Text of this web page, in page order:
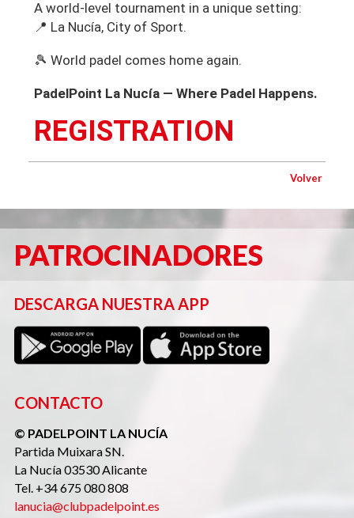
A world-level tournament in a unique setting:
📍 La Nucía, City of Sport.
🎾 World padel comes home again.
PadelPoint La Nucía — Where Padel Happens.
REGISTRATION
Volver
PATROCINADORES
DESCARGA NUESTRA APP
CONTACTO
© PADELPOINT LA NUCÍA
Partida Muixara SN.
La Nucía 03530 Alicante
Tel. +34 675 080 808
lanucia@clubpadelpoint.es